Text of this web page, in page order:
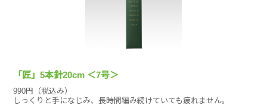
「匠」5本針20cm ＜7号＞
990円（税込み）
しっくりと手になじみ、長時間編み続けていても疲れません。